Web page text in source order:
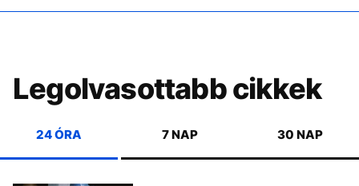
Legolvasottabb cikkek
24 ÓRA 7 NAP 30 NAP